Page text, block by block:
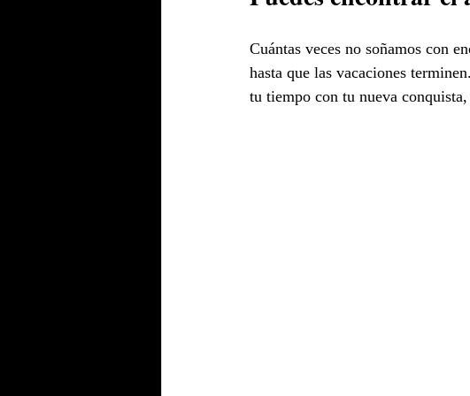
Cuántas veces no soñamos con
hasta que las vacaciones
tu tiempo con tu nueva conquista,